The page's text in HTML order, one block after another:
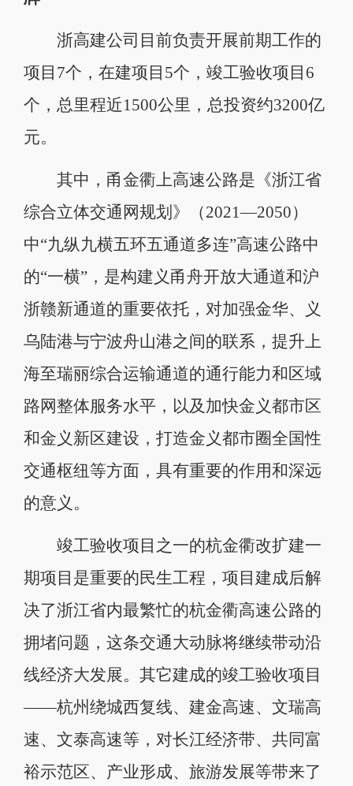
浙高建公司目前负责开展前期工作的
项目7个，在建项目5个，竣工验收项目6
个，总里程近1500公里，总投资约3200亿
元。
其中，甬金衢上高速公路是《浙江省
综合立体交通网规划》（2021—2050）
中“九纵九横五环五通道多连”高速公路中
的“一横”，是构建义甬舟开放大通道和沪
浙赣新通道的重要依托，对加强金华、义
乌陆港与宁波舟山港之间的联系，提升上
海至瑞丽综合运输通道的通行能力和区域
路网整体服务水平，以及加快金义都市区
和金义新区建设，打造金义都市圈全国性
交通枢纽等方面，具有重要的作用和深远
的意义。
竣工验收项目之一的杭金衢改扩建一
期项目是重要的民生工程，项目建成后解
决了浙江省内最繁忙的杭金衢高速公路的
拥堵问题，这条交通大动脉将继续带动沿
线经济大发展。其它建成的竣工验收项目
——杭州绕城西复线、建金高速、文瑞高
速、文泰高速等，对长江经济带、共同富
裕示范区、产业形成、旅游发展等带来了